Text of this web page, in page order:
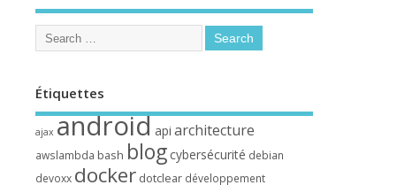
Étiquettes
ajax androidapi architecture
awslambda bash blog cybersécurité debian
devoxx docker dotclear développement